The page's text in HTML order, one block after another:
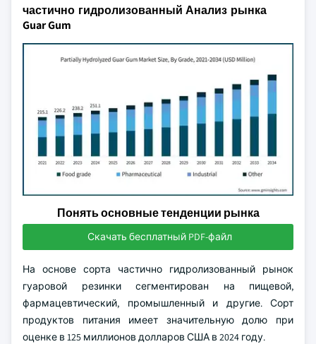
частично гидролизованный Анализ рынка
Guar Gum
Понять основные тенденции рынка
Скачать бесплатный PDF-файл
На основе сорта частично гидролизованный рынок
гуаровой резинки сегментирован на пищевой,
фармацевтический, промышленный и другие. Сорт
продуктов питания имеет значительную долю при
оценке в 125 миллионов долларов США в 2024 году.